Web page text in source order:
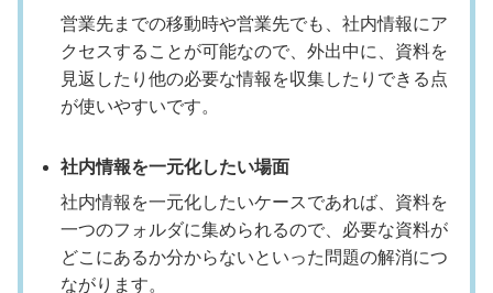
営業先までの移動時や営業先でも、社内情報にア
クセスすることが可能なので、外出中に、資料を
見返したり他の必要な情報を収集したりできる点
が使いやすいです。
社内情報を一元化したい場面
社内情報を一元化したいケースであれば、資料を
一つのフォルダに集められるので、必要な資料が
どこにあるか分からないといった問題の解消につ
ながります。